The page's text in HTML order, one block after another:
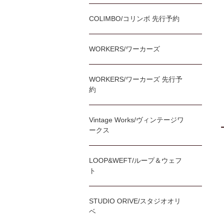
COLIMBO/コリンボ 先行予約
WORKERS/ワーカーズ
WORKERS/ワーカーズ 先行予
約
Vintage Works/ヴィンテージワ
ークス
LOOP&WEFT/ループ＆ウェフ
ト
STUDIO ORIVE/スタジオオリ
ベ